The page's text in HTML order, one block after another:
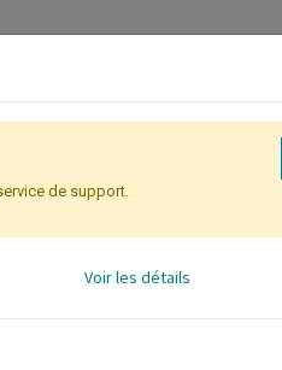
de support.
Voir les détails